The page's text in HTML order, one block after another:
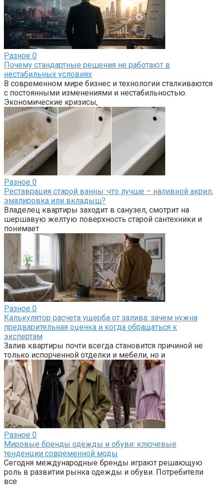
Разное 0
Почему стандартные решения не работают в
нестабильных условиях
В современном мире бизнес и технологии сталкиваются
с постоянными изменениями и нестабильностью.
Экономические кризисы,
Разное 0
Реставрация старой ванны: что лучше – наливной акрил,
эмалировка или вкладыш?
Владелец квартиры заходит в санузел, смотрит на
шершавую желтую поверхность старой сантехники и
понимает
Разное 0
Калькулятор расчета ущерба от залива: зачем нужна
предварительная оценка и когда обращаться к
экспертам
Залив квартиры почти всегда становится причиной не
только испорченной отделки и мебели, но и
Разное 0
Мировые бренды одежды и обуви: ключевые
тенденции современной моды
Сегодня международные бренды играют решающую
роль в развитии рынка одежды и обуви. Потребители
все